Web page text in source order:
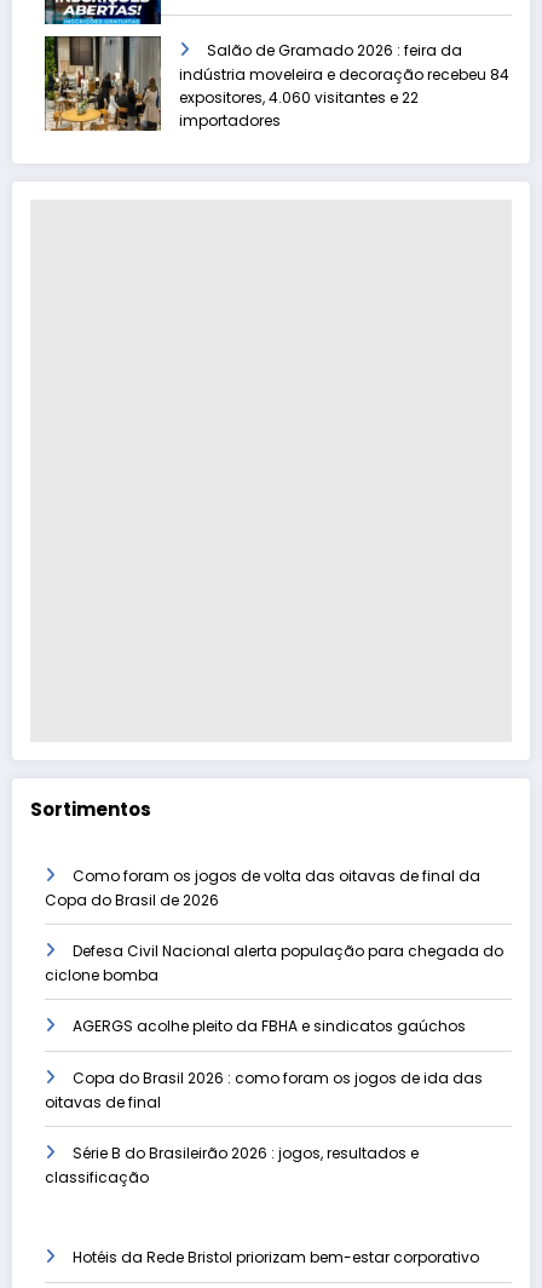
Salão de Gramado 2026 : feira da
indústria moveleira e decoração recebeu 84
expositores, 4.060 visitantes e 22
importadores
Sortimentos
Como foram os jogos de volta das oitavas de final da
Copa do Brasil de 2026
Defesa Civil Nacional alerta população para chegada do
ciclone bomba
AGERGS acolhe pleito da FBHA e sindicatos gaúchos
Copa do Brasil 2026 : como foram os jogos de ida das
oitavas de final
Série B do Brasileirão 2026 : jogos, resultados e
classificação
Hotéis da Rede Bristol priorizam bem-estar corporativo